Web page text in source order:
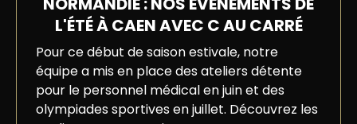
L'ÉTÉ À CAEN AVEC C AU CARRÉ
Pour ce début de saison estivale, notre
équipe a mis en place des ateliers détente
pour le personnel médical en juin et des
olympiades sportives en juillet. Découvrez les